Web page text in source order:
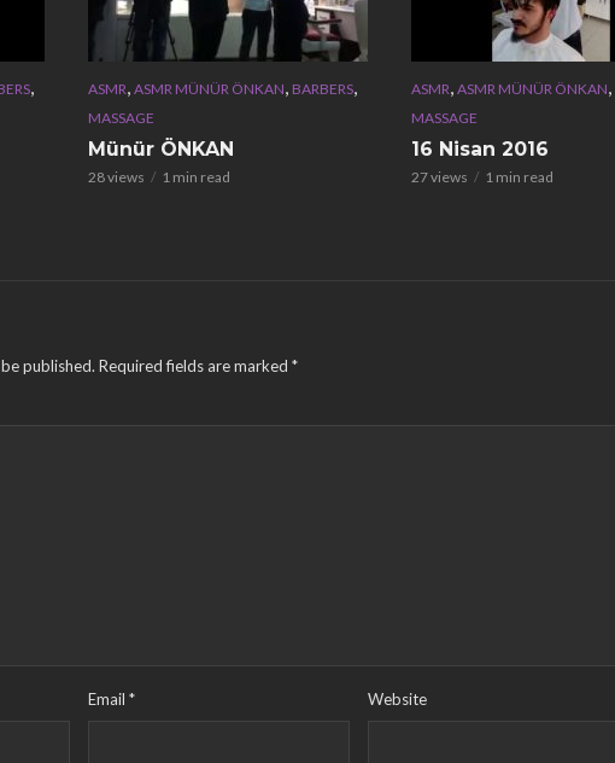
, ASMR, ASMR MÜNÜR ÖNKAN, BARBERS,
MASSAGE
Münür ÖNKAN
28 views 1 min read
ASMR, ASMR MÜNÜR ÖNKAN,
MASSAGE
16 Nisan 2016
27 views 1 min read
published. Required fields are marked *
Email* Website